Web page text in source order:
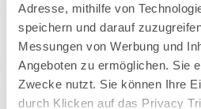
Adresse, mithilfe von
speichern und darauf
Messungen von Werbung und
Angeboten zu ermöglichen. Sie
Zwecke nutzt. Sie können Ihre
durch Klicken auf das Privacy